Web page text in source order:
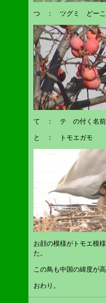
つ ： ツグミ どーこ
て ： テ の付く名前
と ： トモエガモ
お顔の模様がトモエ模
た。
この鳥も中国の緯度が
おわり。